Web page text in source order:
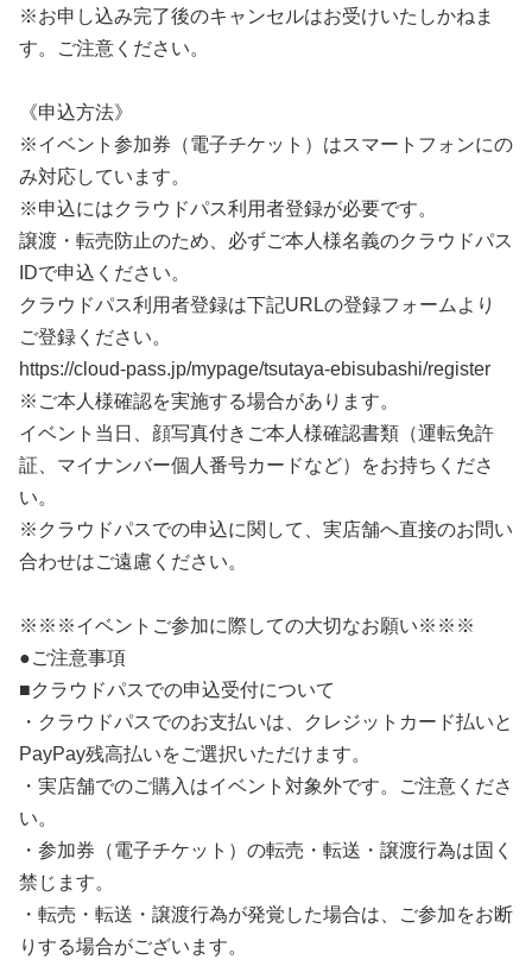
※お申し込み完了後のキャンセルはお受けいたしかねま
す。ご注意ください。
《申込方法》
※イベント参加券（電子チケット）はスマートフォンにの
み対応しています。
※申込にはクラウドパス利用者登録が必要です。
譲渡・転売防止のため、必ずご本人様名義のクラウドパス
IDで申込ください。
クラウドパス利用者登録は下記URLの登録フォームより
ご登録ください。
https://cloud-pass.jp/mypage/tsutaya-ebisubashi/register
※ご本人様確認を実施する場合があります。
イベント当日、顔写真付きご本人様確認書類（運転免許
証、マイナンバー個人番号カードなど）をお持ちくださ
い。
※クラウドパスでの申込に関して、実店舗へ直接のお問い
合わせはご遠慮ください。
※※※イベントご参加に際しての大切なお願い※※※
●ご注意事項
■クラウドパスでの申込受付について
・クラウドパスでのお支払いは、クレジットカード払いと
PayPay残高払いをご選択いただけます。
・実店舗でのご購入はイベント対象外です。ご注意くださ
い。
・参加券（電子チケット）の転売・転送・譲渡行為は固く
禁じます。
・転売・転送・譲渡行為が発覚した場合は、ご参加をお断
りする場合がございます。